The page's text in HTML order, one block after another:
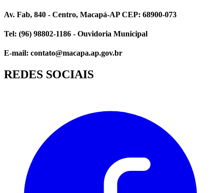
Av. Fab, 840 - Centro, Macapá-AP CEP: 68900-073
Tel: (96) 98802-1186 - Ouvidoria Municipal
E-mail: contato@macapa.ap.gov.br
REDES SOCIAIS